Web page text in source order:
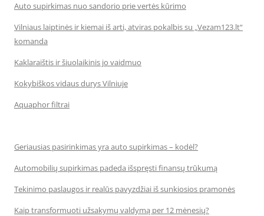
Auto supirkimas nuo sandorio prie vertės kūrimo
Vilniaus laiptinės ir kiemai iš arti, atviras pokalbis su „Vezam123.lt“
komanda
Kaklaraištis ir šiuolaikinis jo vaidmuo
Kokybiškos vidaus durys Vilniuje
Aquaphor filtrai
Geriausias pasirinkimas yra auto supirkimas – kodėl?
Automobilių supirkimas padeda išspręsti finansų trūkumą
Tekinimo paslaugos ir realūs pavyzdžiai iš sunkiosios pramonės
Kaip transformuoti užsakymų valdymą per 12 mėnesių?